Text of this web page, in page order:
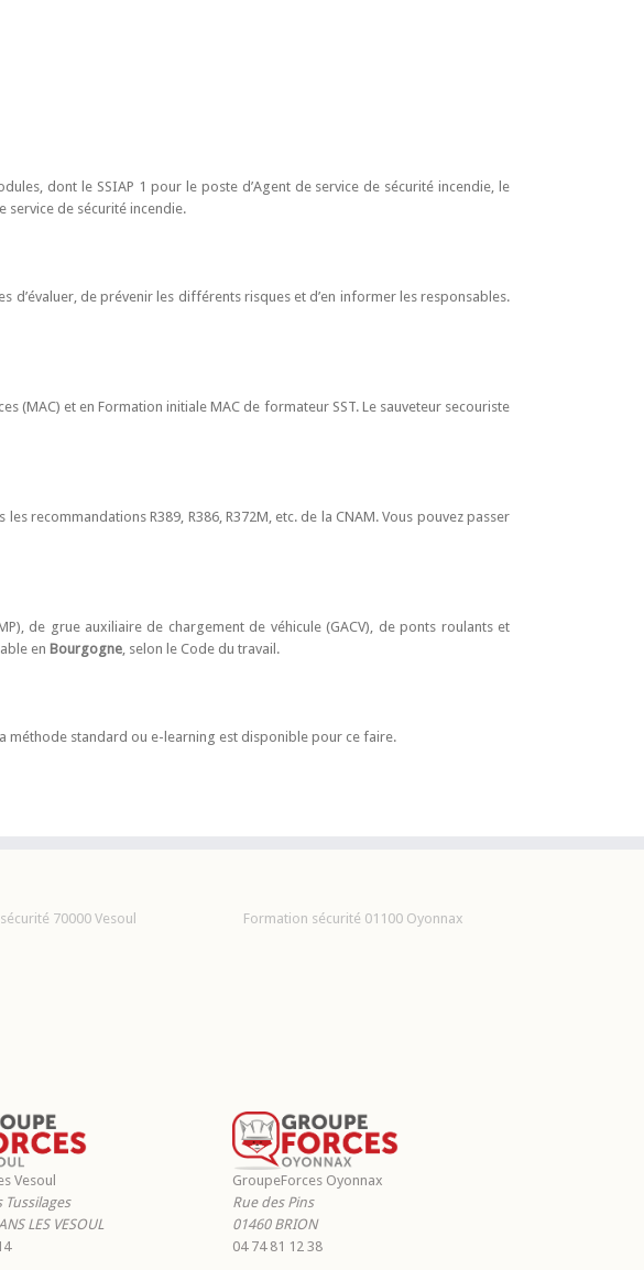
dont le SSIAP 1 pour le poste d’Agent de service de sécurité incendie, le
service de sécurité incendie.
d’évaluer, de prévenir les différents risques et d’en informer les responsables.
(MAC) et en Formation initiale MAC de formateur SST. Le sauveteur secouriste
recommandations R389, R386, R372M, etc. de la CNAM. Vous pouvez passer
de grue auxiliaire de chargement de véhicule (GACV), de ponts roulants et
en Bourgogne , selon le Code du travail.
méthode standard ou e-learning est disponible pour ce faire.
70000 Vesoul
Vesoul
LES VESOUL
Formation sécurité 01100 Oyonnax
GroupeForces Oyonnax
Rue des Pins
01460 BRION
04 74 81 12 38